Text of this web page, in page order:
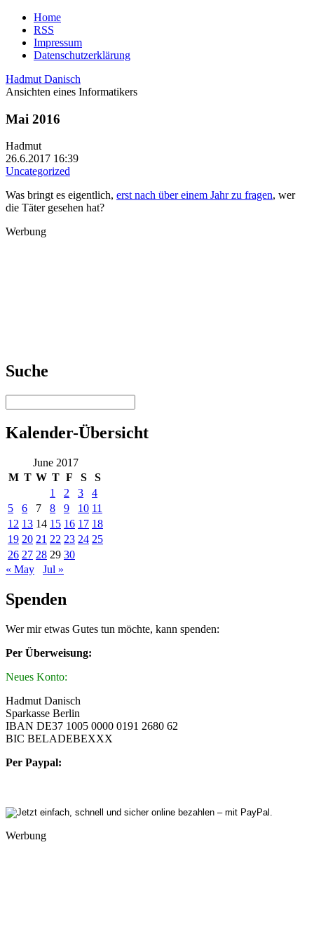
Home
RSS
Impressum
Datenschutzerklärung
Hadmut Danisch
Ansichten eines Informatikers
Mai 2016
Hadmut
26.6.2017 16:39
Uncategorized
Was bringt es eigentlich, erst nach über einem Jahr zu fragen, wer
die Täter gesehen hat?
Werbung
Suche
Kalender-Übersicht
June 2017
M T W T F S
S
1
2 3
4
5
6 7 8 9 10 11
12 13 14 15 16 17 18
19 20 21 22 23 24 25
26 27 28 29 30
« May
Jul »
Spenden
Wer mir etwas Gutes tun möchte, kann spenden:
Per Überweisung:
Neues Konto:
Hadmut Danisch
Sparkasse Berlin
IBAN DE37 1005 0000 0191 2680 62
BIC BELADEBEXXX
Per Paypal:
Werbung